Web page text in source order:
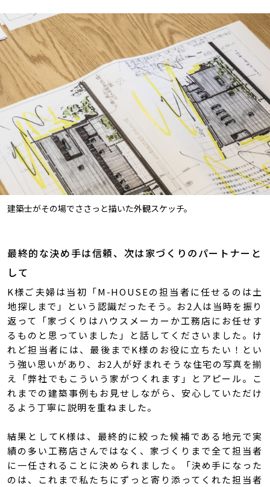
建築士がその場でささっと描いた外観スケッチ。
最終的な決め手は信頼、次は家づくりのパートナーと
して
K様ご夫婦は当初「M-HOUSEの担当者に任せるのは土
地探しまで」という認識だったそう。お2人は当時を振り
返って「家づくりはハウスメーカーか工務店にお任せす
るものと思っていました」と話してくださいました。け
れど担当者には、最後までK様のお役に立ちたい！とい
う強い思いがあり、お2人が好まれそうな住宅の写真を揃
え「弊社でもこういう家がつくれます」とアピール。こ
れまでの建築事例もお見せしながら、安心していただけ
るよう丁寧に説明を重ねました。
結果としてK様は、最終的に絞った候補である地元で実
績の多い工務店さんではなく、家づくりまで全て担当者
に一任されることに決められました。「決め手になった
のは、これまで私たちにずっと寄り添ってくれた担当者